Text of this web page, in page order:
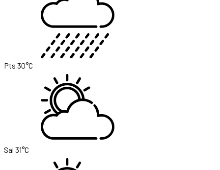
Pts 30°C
Sal 31°C